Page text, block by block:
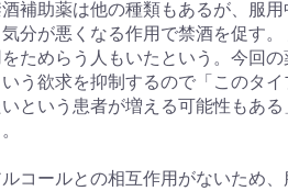
補助薬は他の種類もあるが、服
気分が悪くなる作用で禁酒を促す
ためらう人もいたという。今回
いう欲求を抑制するので「このタ
という患者が増える可能性もあ
コールとの相互作用がないため